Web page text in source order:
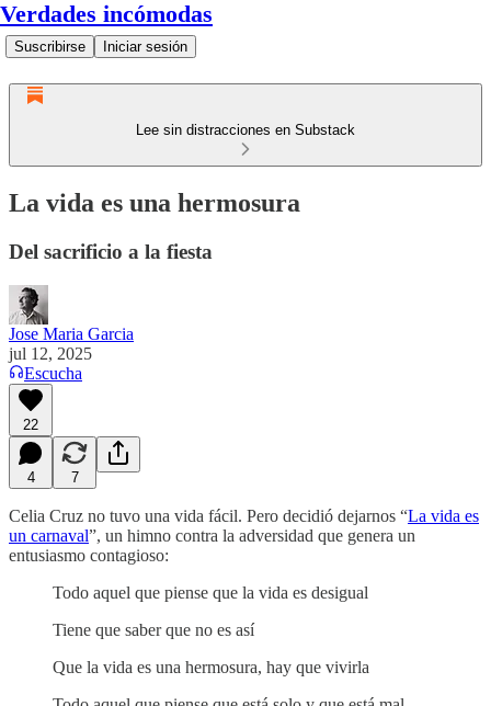
Verdades incómodas
Suscribirse Iniciar sesión
Lee sin distracciones en Substack
La vida es una hermosura
Del sacrificio a la fiesta
Jose Maria Garcia
jul 12, 2025
Escucha
22
4 7
Celia Cruz no tuvo una vida fácil. Pero decidió dejarnos “La vida es
un carnaval”, un himno contra la adversidad que genera un
entusiasmo contagioso:
Todo aquel que piense que la vida es desigual
Tiene que saber que no es así
Que la vida es una hermosura, hay que vivirla